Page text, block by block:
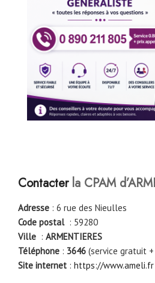
Contacterla CPAM
Adresse : 6 rue des Nieulles
Code postal: 59280
Ville : ARMENTIERES
Téléphone : 3646 (service gratuit
Site internet : https://www.ameli.fr